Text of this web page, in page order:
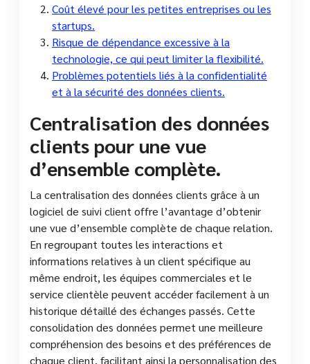
Coût élevé pour les petites entreprises ou les
startups.
Risque de dépendance excessive à la
technologie, ce qui peut limiter la flexibilité.
Problèmes potentiels liés à la confidentialité
et à la sécurité des données clients.
Centralisation des données
clients pour une vue
d’ensemble complète.
La centralisation des données clients grâce à un
logiciel de suivi client offre l’avantage d’obtenir
une vue d’ensemble complète de chaque relation.
En regroupant toutes les interactions et
informations relatives à un client spécifique au
même endroit, les équipes commerciales et le
service clientèle peuvent accéder facilement à un
historique détaillé des échanges passés. Cette
consolidation des données permet une meilleure
compréhension des besoins et des préférences de
chaque client, facilitant ainsi la personnalisation des